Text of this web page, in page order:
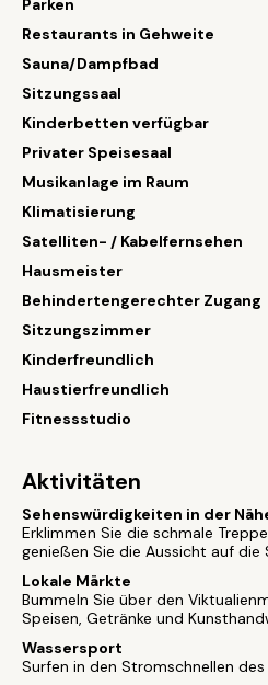
Parken
Restaurants in Gehweite
Sauna/Dampfbad
Sitzungssaal
Kinderbetten verfügbar
Privater Speisesaal
Musikanlage im Raum
Klimatisierung
Satelliten- / Kabelfernsehen
Hausmeister
Behindertengerechter Zugang
Sitzungszimmer
Kinderfreundlich
Haustierfreundlich
Fitnessstudio
Aktivitäten
Sehenswürdigkeiten in der
Erklimmen Sie die schmale
genießen Sie die Aussicht auf die
Lokale Märkte
Bummeln Sie über den
Speisen, Getränke und
Wassersport
Surfen in den Stromschnellen des